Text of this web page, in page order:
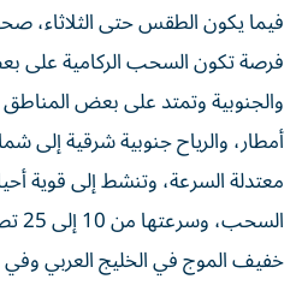
فيما يكون الطقس حتى الثلاثاء،
فرصة تكون السحب الركامية على
والجنوبية وتمتد على بعض
أمطار، والرياح جنوبية شرقية إلى
معتدلة السرعة، وتنشط إلى قوية
خفيف الموج في الخليج العربي